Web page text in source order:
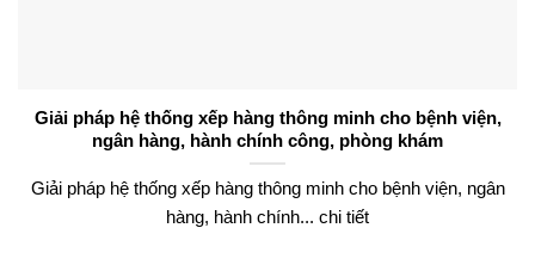
Giải pháp hệ thống xếp hàng thông minh cho bệnh viện,
ngân hàng, hành chính công, phòng khám
Giải pháp hệ thống xếp hàng thông minh cho bệnh viện, ngân
hàng, hành chính... chi tiết